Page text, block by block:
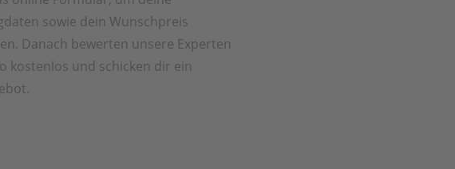
sowie dein Wunschpreis
Danach bewerten unsere Experten
kostenlos und schicken dir ein